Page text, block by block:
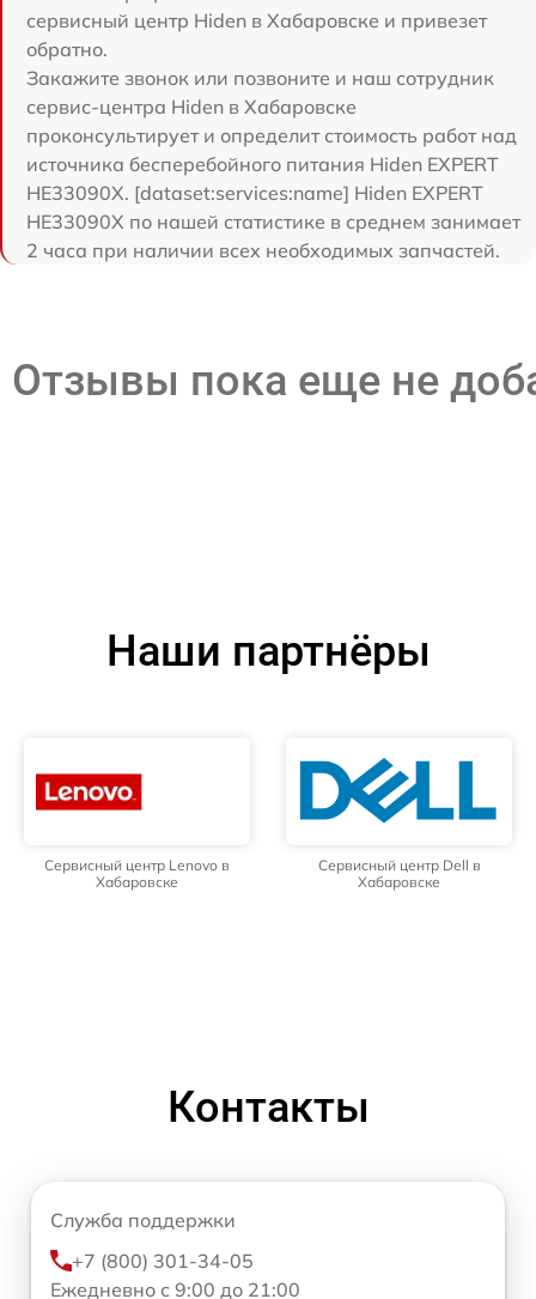
сервисный центр Hiden в Хабаровске и привезет
обратно.
Закажите звонок или позвоните и наш сотрудник
сервис-центра Hiden в Хабаровске
проконсультирует и определит стоимость работ над
источника бесперебойного питания Hiden EXPERT
HE33090X. [dataset:services:name] Hiden EXPERT
HE33090X по нашей статистике в среднем занимает
2 часа при наличии всех необходимых запчастей.
Отзывы пока еще не
Наши партнёры
Сервисный центр Lenovo в
Хабаровске
Сервисный центр Dell в
Хабаровске
Контакты
Служба поддержки
+7 (800) 301-34-05
Ежедневно с 9:00 до 21:00